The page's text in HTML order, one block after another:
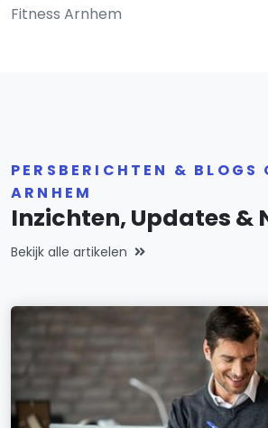
Fitness Arnhem
PERSBERICHTEN & BLOGS
ARNHEM
Inzichten, Updates &
Bekijk alle artikelen